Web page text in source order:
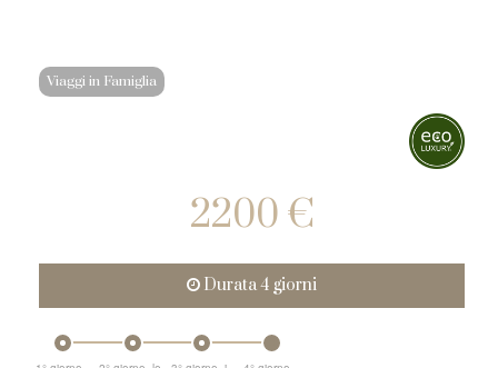
Viaggi in Famiglia
2200 €
Durata 4 giorni